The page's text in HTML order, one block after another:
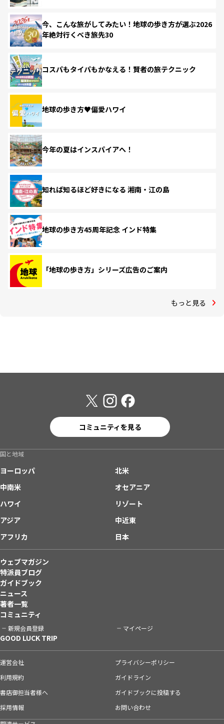
今、こんな旅がしてみたい！地球の歩き方が選ぶ2026
年絶対行くべき旅先30
コスパもタイパもかなえる！賢者の旅テクニック
地球の歩き方♥偏愛ハワイ
今年の夏はインスパイアへ！
知れば知るほど好きになる 湘南・江の島
地球の歩き方45周年記念 インド特集
「地球の歩き方」シリーズ広告のご案内
もっと見る
コミュニティを見る
国と地域
ヨーロッパ
北米
中南米
オセアニア
ハワイ
リゾート
アジア
中近東
アフリカ
日本
ウェブマガジン
特派員ブログ
ガイドブック
ニュース
著者一覧
コミュニティ
新規会員登録 マイページ
GOOD LUCK TRIP
運営会社
プライバシーポリシー
利用規約
ガイドライン
書店御担当者様へ
ガイドブックに投稿する
採用情報
お問い合わせ